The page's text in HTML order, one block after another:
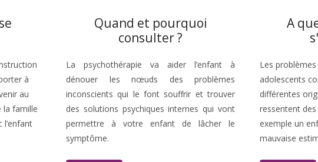
Quand et pourquoi
consulter ?
A
à
au
la famille
l’enfant
La psychothérapie va aider l’enfant à
dénouer les nœuds des problèmes
inconscients qui le font souffrir et trouver
des solutions psychiques internes qui vont
permettre à votre enfant de lâcher le
symptôme.
Les
adolescents
différentes
ressentent
exemple un
mauvaise